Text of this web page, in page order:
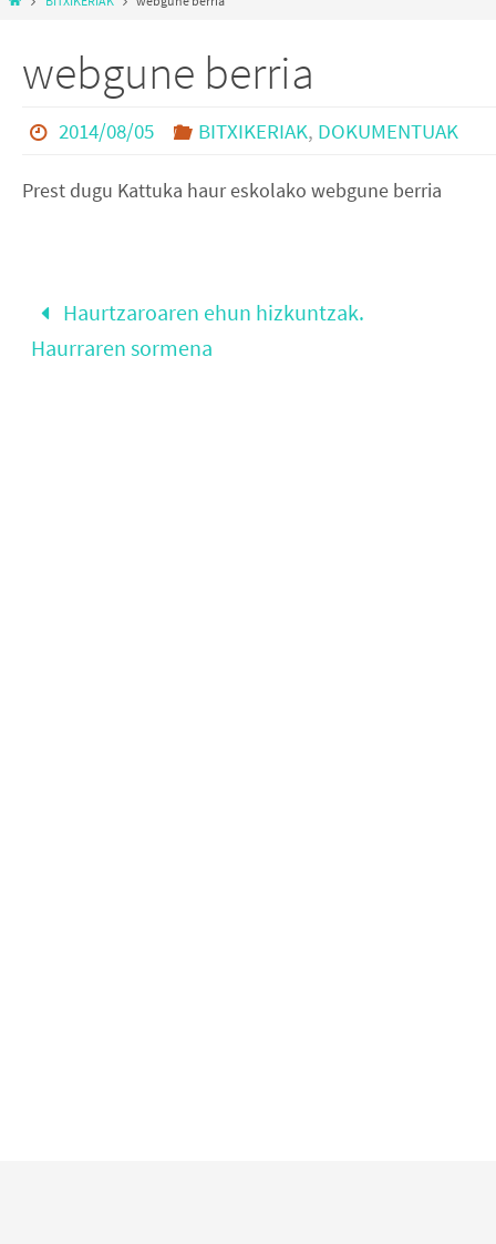
webgune berria
2014/08/05 BITXIKERIAK, DOKUMENTUAK
Prest dugu Kattuka haur eskolako webgune berria
Haurtzaroaren ehun hizkuntzak.
Haurraren sormena